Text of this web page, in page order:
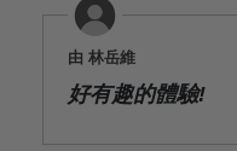
由 林岳維
好有趣的體驗!